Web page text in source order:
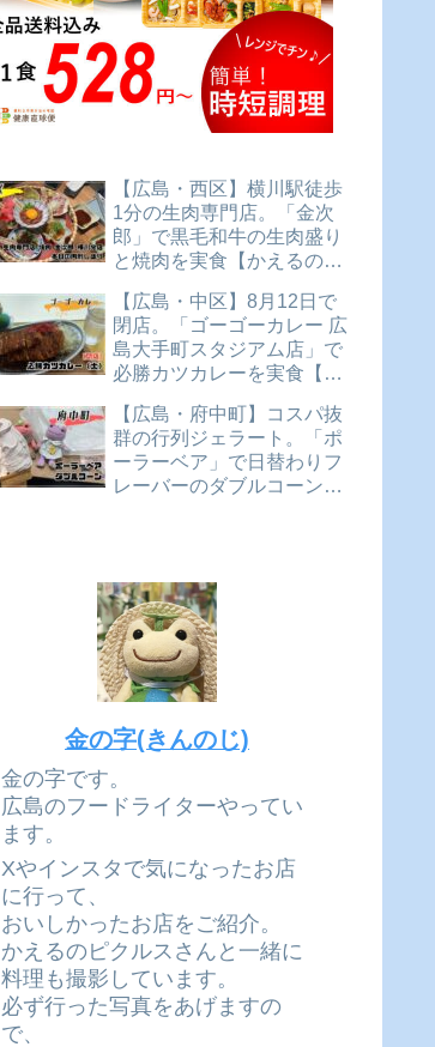
【広島・西区】横川駅徒歩
1分の生肉専門店。「金次
郎」で黒毛和牛の生肉盛り
と焼肉を実食【かえるのピ
【広島・中区】8月12日で
閉店。「ゴーゴーカレー 広
島大手町スタジアム店」で
必勝カツカレーを実食【か
ュー】
【広島・府中町】コスパ抜
群の行列ジェラート。「ポ
ーラーベア」で日替わりフ
レーバーのダブルコーンを
金の字(きんのじ)
金の字です。
広島のフードライターやってい
ます。
Xやインスタで気になったお店
に行って、
おいしかったお店をご紹介。
かえるのピクルスさんと一緒に
料理も撮影しています。
必ず行った写真をあげますの
で、